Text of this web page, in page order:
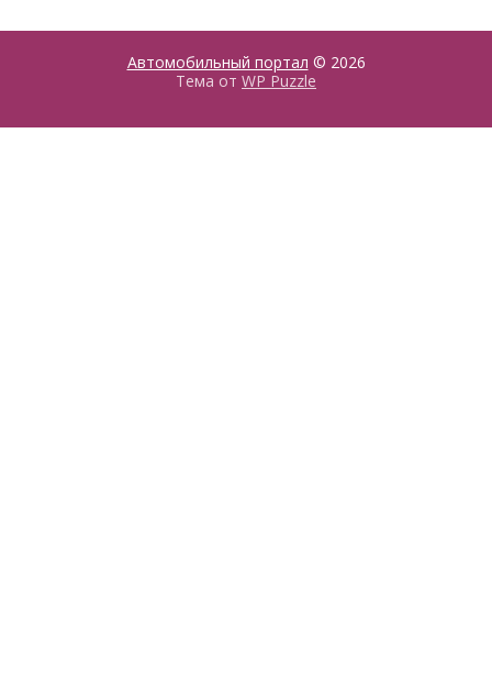
Автомобильный портал © 2026
Тема от WP Puzzle